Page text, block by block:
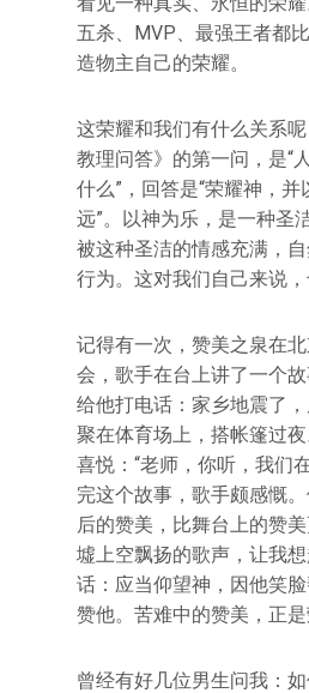
五杀、MVP、最强王者都
造物主自己的荣耀。
这荣耀和我们有什么关系
教理问答》的第一问，是“
什么”，回答是“荣耀神，
远”。以神为乐，是一种圣
被这种圣洁的情感充满，
行为。这对我们自己来说，
记得有一次，赞美之泉在
会，歌手在台上讲了一个
给他打电话：家乡地震了
聚在体育场上，搭帐篷过
喜悦：“老师，你听，我们
完这个故事，歌手颇感慨
后的赞美，比舞台上的赞
墟上空飘扬的歌声，让我
话：应当仰望神，因他笑
赞他。苦难中的赞美，正是
曾经有好几位男生问我：